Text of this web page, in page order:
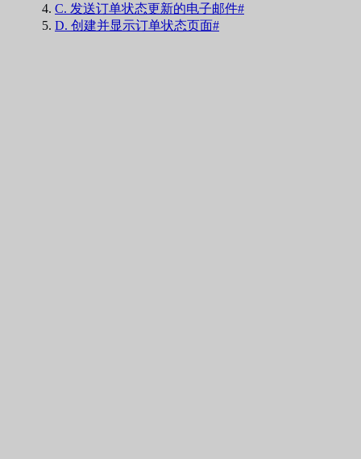
C. 发送订单状态更新的电子邮件#
D. 创建并显示订单状态页面#